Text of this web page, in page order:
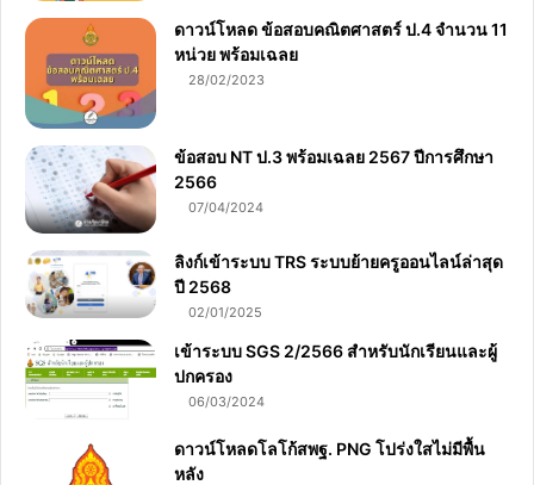
ดาวน์โหลด ข้อสอบคณิตศาสตร์ ป.4 จำนวน 11
หน่วย พร้อมเฉลย
28/02/2023
ข้อสอบ NT ป.3 พร้อมเฉลย 2567 ปีการศึกษา
2566
07/04/2024
ลิงก์เข้าระบบ TRS ระบบย้ายครูออนไลน์ล่าสุด
ปี 2568
02/01/2025
เข้าระบบ SGS 2/2566 สำหรับนักเรียนและผู้
ปกครอง
06/03/2024
ดาวน์โหลดโลโก้สพฐ. PNG โปร่งใสไม่มีพื้น
หลัง